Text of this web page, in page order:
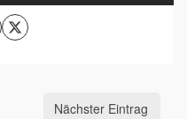
Nächster Eintrag